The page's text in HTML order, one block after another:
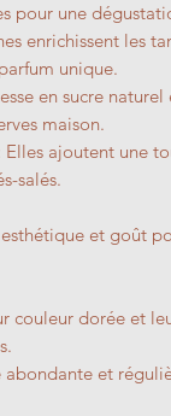
pour une
enrichissent les
unique.
en sucre naturel
maison.
ajoutent une
salés.
et goût
couleur dorée et
abondante et